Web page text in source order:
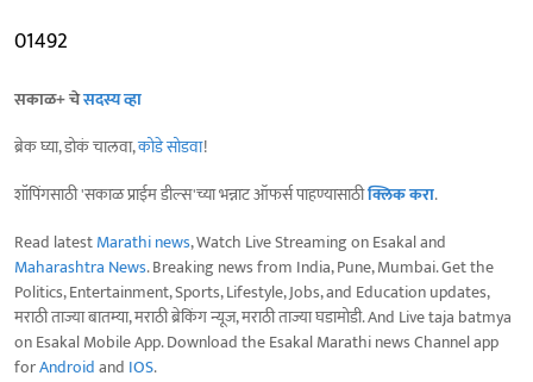
01492
सकाळ+ चेसदस्य व्हा
ब्रेक घ्या, डोकं चालवा,कोडे सोडवा!
शॉपिंगसाठी 'सकाळ प्राईम डील्स'च्या भन्नाट ऑफर्स पाहण्यासाठीक्लिक करा.
Read latestMarathi news, Watch Live Streaming on Esakal and
Maharashtra News. Breaking news from India, Pune, Mumbai. Get the
Politics, Entertainment, Sports, Lifestyle, Jobs, and Education updates,
मराठी ताज्या बातम्या, मराठी ब्रेकिंग न्यूज, मराठी ताज्या घडामोडी. And Live taja batmya
on Esakal Mobile App. Download the Esakal Marathi news Channel app
forAndroidand IOS.